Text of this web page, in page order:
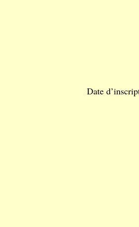
Date